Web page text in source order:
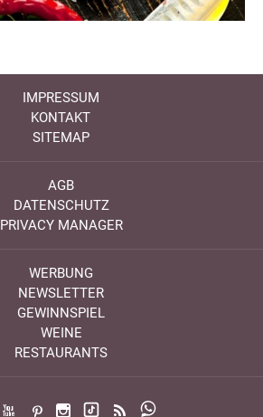
IMPRESSUM
KONTAKT
SITEMAP
AGB
DATENSCHUTZ
PRIVACY MANAGER
WERBUNG
NEWSLETTER
GEWINNSPIEL
WEINE
RESTAURANTS